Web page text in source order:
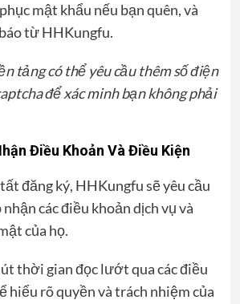
mật khẩu nếu bạn quên, và
từ HHKungfu.
tảng có thể yêu cầu thêm số điện
để xác minh bạn không phải
Điều Khoản Và Điều Kiện
đăng ký, HHKungfu sẽ yêu cầu
nhận các điều khoản dịch vụ và
của họ.
thời gian đọc lướt qua các điều
hiểu rõ quyền và trách nhiệm của